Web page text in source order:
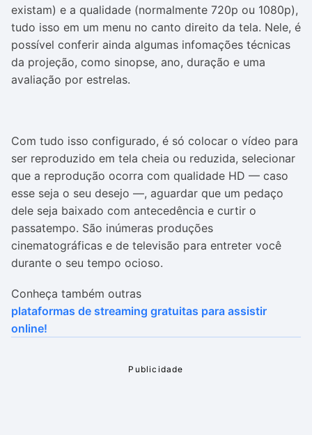
existam) e a qualidade (normalmente 720p ou 1080p),
tudo isso em um menu no canto direito da tela. Nele, é
possível conferir ainda algumas infomações técnicas
da projeção, como sinopse, ano, duração e uma
avaliação por estrelas.
Com tudo isso configurado, é só colocar o vídeo para
ser reproduzido em tela cheia ou reduzida, selecionar
que a reprodução ocorra com qualidade HD — caso
esse seja o seu desejo —, aguardar que um pedaço
dele seja baixado com antecedência e curtir o
passatempo. São inúmeras produções
cinematográficas e de televisão para entreter você
durante o seu tempo ocioso.
Conheça também outras
plataformas de streaming gratuitas para assistir
online!